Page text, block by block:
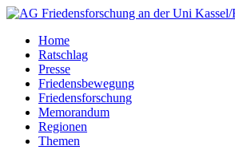
Home
Ratschlag
Presse
Friedensbewegung
Friedensforschung
Memorandum
Regionen
Themen